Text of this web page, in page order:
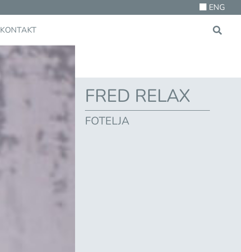
ENG
KONTAKT
FRED RELAX
FOTELJA